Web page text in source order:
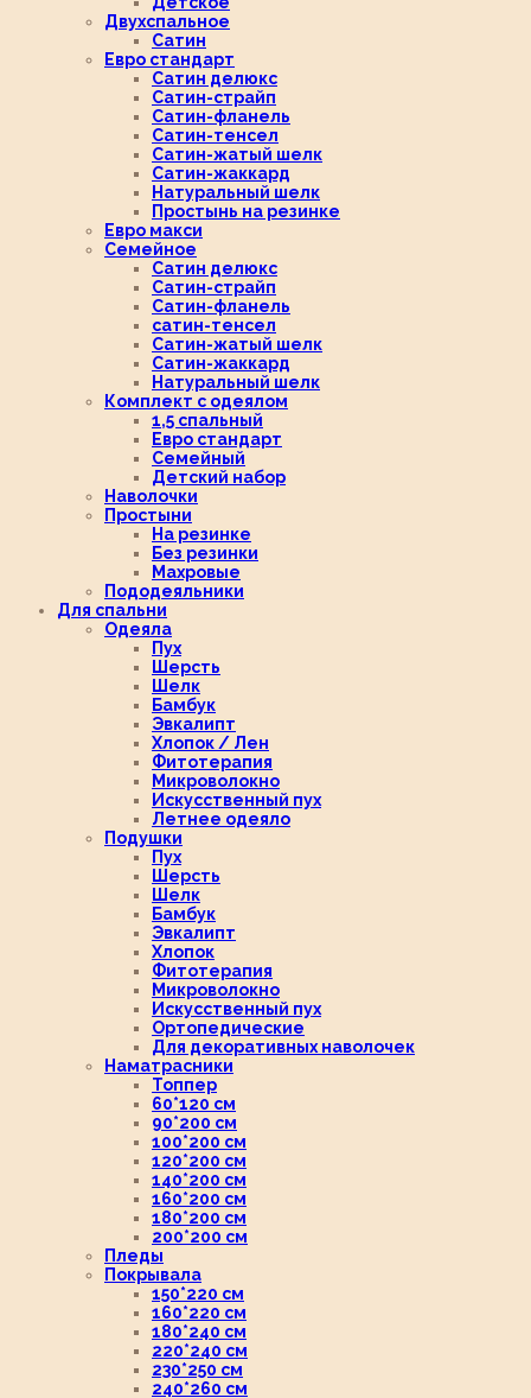
Двухспальное
Сатин
Евро стандарт
Сатин делюкс
Сатин-страйп
Сатин-фланель
Сатин-тенсел
Сатин-жатый шелк
Сатин-жаккард
Натуральный шелк
Простынь на резинке
Евро макси
Семейное
Сатин делюкс
Сатин-страйп
Сатин-фланель
сатин-тенсел
Сатин-жатый шелк
Сатин-жаккард
Натуральный шелк
Комплект с одеялом
1,5 спальный
Евро стандарт
Семейный
Детский набор
Наволочки
Простыни
На резинке
Без резинки
Махровые
Пододеяльники
Для спальни
Одеяла
Пух
Шерсть
Шелк
Бамбук
Эвкалипт
Хлопок / Лен
Фитотерапия
Микроволокно
Искусственный пух
Летнее одеяло
Подушки
Пух
Шерсть
Шелк
Бамбук
Эвкалипт
Хлопок
Фитотерапия
Микроволокно
Искусственный пух
Ортопедические
Для декоративных наволочек
Наматрасники
Топпер
60*120 см
90*200 см
100*200 см
120*200 см
140*200 см
160*200 см
180*200 см
200*200 см
Пледы
Покрывала
150*220 см
160*220 см
180*240 см
220*240 см
230*250 см
240*260 см